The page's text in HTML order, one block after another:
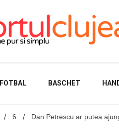
FOTBAL BASCHET
6 Dan Petrescu ar putea